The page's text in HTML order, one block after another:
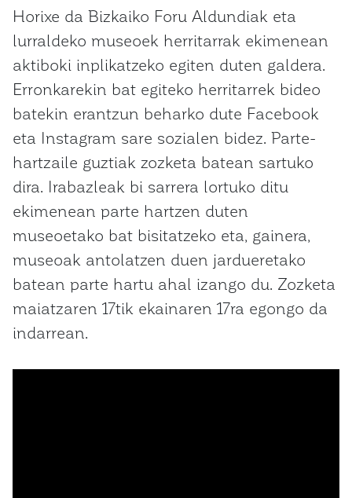
Horixe da Bizkaiko Foru Aldundiak eta
lurraldeko museoek herritarrak ekimenean
aktiboki inplikatzeko egiten duten galdera.
Erronkarekin bat egiteko herritarrek bideo
batekin erantzun beharko dute Facebook
eta Instagram sare sozialen bidez. Parte-
hartzaile guztiak zozketa batean sartuko
dira. Irabazleak bi sarrera lortuko ditu
ekimenean parte hartzen duten
museoetako bat bisitatzeko eta, gainera,
museoak antolatzen duen jardueretako
batean parte hartu ahal izango du. Zozketa
maiatzaren 17tik ekainaren 17ra egongo da
indarrean.